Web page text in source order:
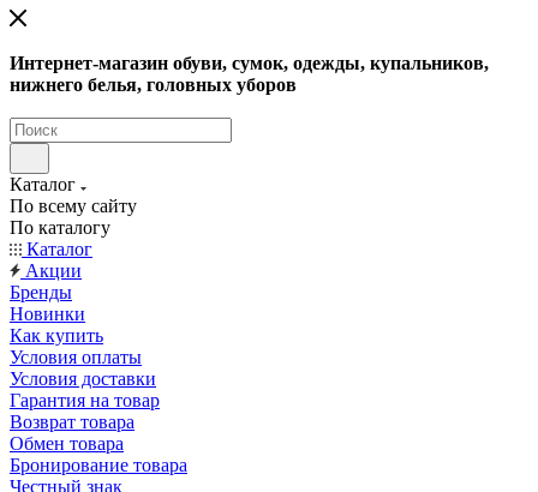
Интернет-магазин обуви, сумок, одежды, купальников,
нижнего белья, головных уборов
Каталог
По всему сайту
По каталогу
Каталог
Акции
Бренды
Новинки
Как купить
Условия оплаты
Условия доставки
Гарантия на товар
Возврат товара
Обмен товара
Бронирование товара
Честный знак